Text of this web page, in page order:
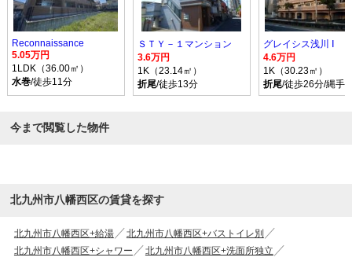
Reconnaissance
5.05万円
1LDK（36.00㎡）
水巻/徒歩11分
ＳＴＹ－１マンション
3.6万円
1K（23.14㎡）
折尾/徒歩13分
グレイシス浅川 Ⅰ
4.6万円
1K（30.23㎡）
折尾/徒歩26分/縄
今まで閲覧した物件
北九州市八幡西区の賃貸を探す
北九州市八幡西区+給湯
北九州市八幡西区+バストイレ別
北九州市八幡西区+シャワー
北九州市八幡西区+洗面所独立